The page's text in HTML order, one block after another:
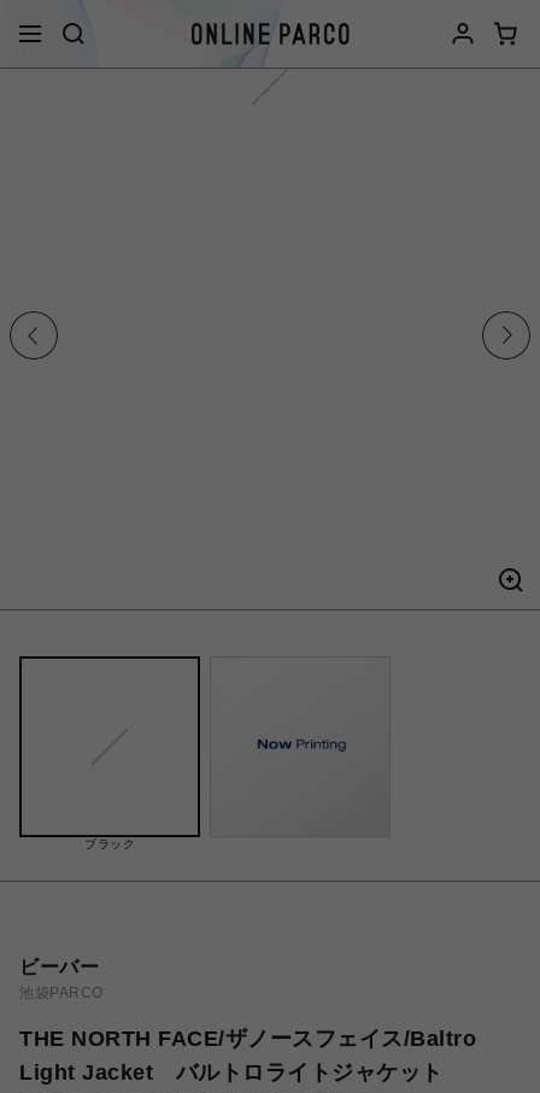
ブラック
ビーバー
池袋PARCO
THE NORTH FACE/ザノースフェイス/Baltro
Light Jacket バルトロライトジャケット